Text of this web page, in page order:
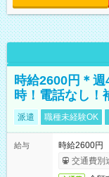
時給2600円＊
時！電話なし！
派遣 職種未経験OK
給与
時給2600円
交通費別